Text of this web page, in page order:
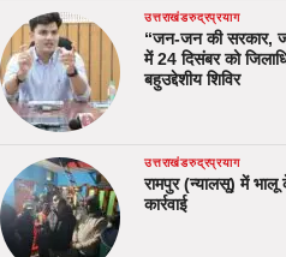
उत्तराखंडरुद्रप्रयाग
“जन-जन की सरकार,
में 24 दिसंबर को
बहुउद्देशीय शिविर
उत्तराखंडरुद्रप्रयाग
रामपुर (न्यालसू) में
कार्रवाई